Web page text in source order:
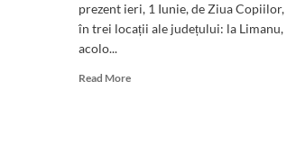
prezent ieri, 1 Iunie, de Ziua Copiilor,
în trei locații ale județului: la Limanu,
acolo...
Read MoreRead